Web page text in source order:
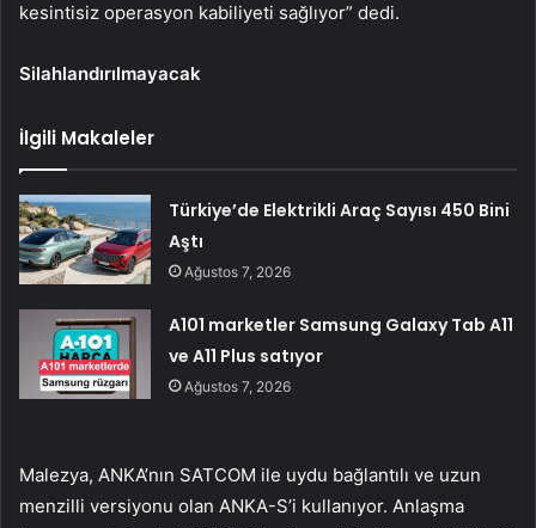
kesintisiz operasyon kabiliyeti sağlıyor” dedi.
Silahlandırılmayacak
İlgili Makaleler
Türkiye’de Elektrikli Araç Sayısı 450 Bini
Aştı
Ağustos 7, 2026
A101 marketler Samsung Galaxy Tab A11
ve A11 Plus satıyor
Ağustos 7, 2026
Malezya, ANKA’nın SATCOM ile uydu bağlantılı ve uzun
menzilli versiyonu olan ANKA-S’i kullanıyor. Anlaşma